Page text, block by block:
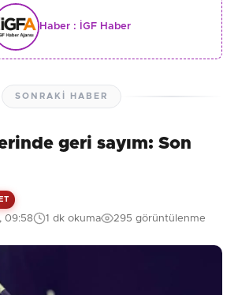
Haber : İGF Haber
SONRAKI HABER
geri sayım: Son
09:58 1 dk okuma 295 görüntülenme